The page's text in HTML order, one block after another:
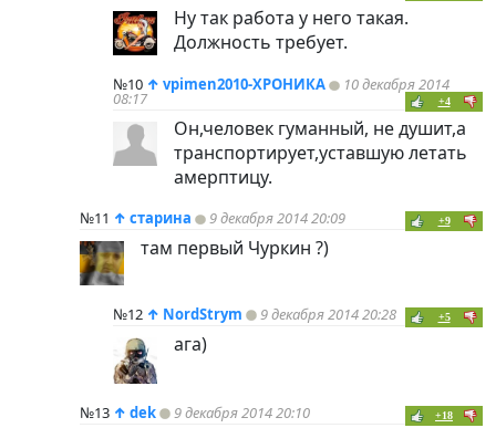
Ну так работа у него такая.
Должность требует.
№10 ↑ vpimen2010-ХРОНИКА 10 декабря 2014
08:17 +4
Он,человек гуманный, не душит,а
транспортирует,уставшую летать
амерптицу.
№11 ↑ старина 9 декабря 2014 20:09 +9
там первый Чуркин ?)
№12 ↑ NordStrym 9 декабря 2014 20:28 +5
ага)
№13 ↑ dek 9 декабря 2014 20:10 +18